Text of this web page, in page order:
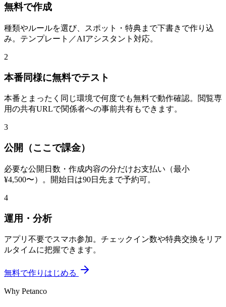
無料で作成
種類やルールを選び、スポット・特典まで下書きで作り込
み。テンプレート／AIアシスタント対応。
2
本番同様に無料でテスト
本番とまったく同じ環境で何度でも無料で動作確認。閲覧専
用の共有URLで関係者への事前共有もできます。
3
公開（ここで課金）
必要な公開日数・作成内容の分だけお支払い（最小
¥4,500〜）。開始日は90日先まで予約可。
4
運用・分析
アプリ不要でスマホ参加。チェックイン数や特典交換をリア
ルタイムに把握できます。
無料で作りはじめる
Why Petanco